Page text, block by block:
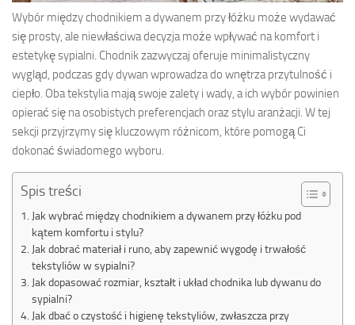
Wybór między chodnikiem a dywanem przy łóżku może wydawać
się prosty, ale niewłaściwa decyzja może wpływać na komfort i
estetykę sypialni. Chodnik zazwyczaj oferuje minimalistyczny
wygląd, podczas gdy dywan wprowadza do wnętrza przytulność i
ciepło. Oba tekstylia mają swoje zalety i wady, a ich wybór powinien
opierać się na osobistych preferencjach oraz stylu aranżacji. W tej
sekcji przyjrzymy się kluczowym różnicom, które pomogą Ci
dokonać świadomego wyboru.
Spis treści
Jak wybrać między chodnikiem a dywanem przy łóżku pod
kątem komfortu i stylu?
Jak dobrać materiał i runo, aby zapewnić wygodę i trwałość
tekstyliów w sypialni?
Jak dopasować rozmiar, kształt i układ chodnika lub dywanu do
sypialni?
Jak dbać o czystość i higienę tekstyliów, zwłaszcza przy